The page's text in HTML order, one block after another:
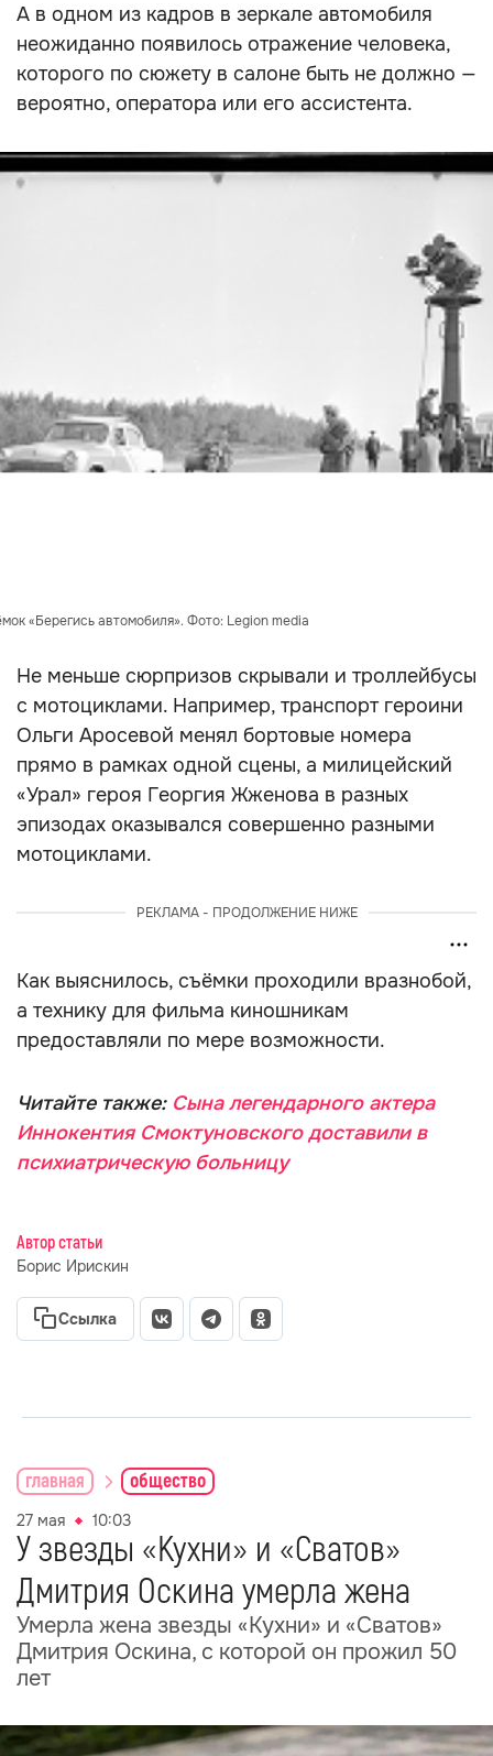
А в одном из кадров в зеркале автомобиля
неожиданно появилось отражение человека,
которого по сюжету в салоне быть не должно —
вероятно, оператора или его ассистента.
«Берегись автомобиля». Фото: Legion media
Не меньше сюрпризов скрывали и троллейбусы
с мотоциклами. Например, транспорт героини
Ольги Аросевой менял бортовые номера
прямо в рамках одной сцены, а милицейский
«Урал» героя Георгия Жженова в разных
эпизодах оказывался совершенно разными
мотоциклами.
РЕКЛАМА - ПРОДОЛЖЕНИЕ НИЖЕ
Как выяснилось, съёмки проходили вразнобой,
а технику для фильма киношникам
предоставляли по мере возможности.
Читайте также: Сына легендарного актера
Иннокентия Смоктуновского доставили в
психиатрическую больницу
Автор статьи
Борис Ирискин
Ссылка
главная общество
27 мая 10:03
У звезды «Кухни» и «Сватов»
Дмитрия Оскина умерла жена
Умерла жена звезды «Кухни» и «Сватов»
Дмитрия Оскина, с которой он прожил 50
лет